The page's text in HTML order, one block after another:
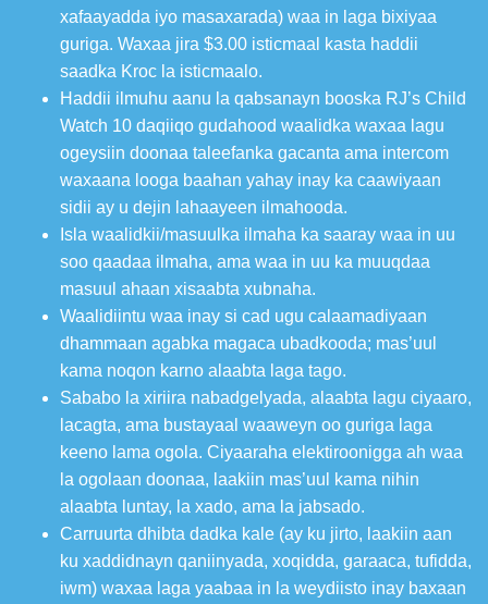
xafaayadda iyo masaxarada) waa in laga bixiyaa
guriga. Waxaa jira $3.00 isticmaal kasta haddii
saadka Kroc la isticmaalo.
Haddii ilmuhu aanu la qabsanayn booska RJ’s Child
Watch 10 daqiiqo gudahood waalidka waxaa lagu
ogeysiin doonaa taleefanka gacanta ama intercom
waxaana looga baahan yahay inay ka caawiyaan
sidii ay u dejin lahaayeen ilmahooda.
Isla waalidkii/masuulka ilmaha ka saaray waa in uu
soo qaadaa ilmaha, ama waa in uu ka muuqdaa
masuul ahaan xisaabta xubnaha.
Waalidiintu waa inay si cad ugu calaamadiyaan
dhammaan agabka magaca ubadkooda; mas’uul
kama noqon karno alaabta laga tago.
Sababo la xiriira nabadgelyada, alaabta lagu ciyaaro,
lacagta, ama bustayaal waaweyn oo guriga laga
keeno lama ogola. Ciyaaraha elektiroonigga ah waa
la ogolaan doonaa, laakiin mas’uul kama nihin
alaabta luntay, la xado, ama la jabsado.
Carruurta dhibta dadka kale (ay ku jirto, laakiin aan
ku xaddidnayn qaniinyada, xoqidda, garaaca, tufidda,
iwm) waxaa laga yaabaa in la weydiisto inay baxaan